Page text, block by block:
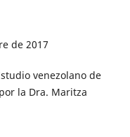
de 2017
venezolano de
la Dra. Maritza